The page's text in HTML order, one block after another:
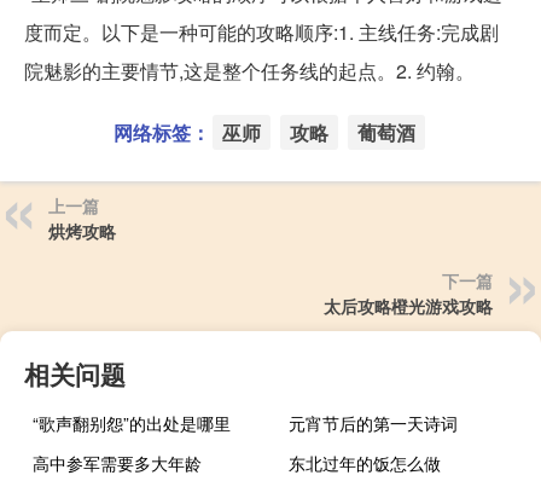
度而定。以下是一种可能的攻略顺序:1. 主线任务:完成剧
院魅影的主要情节,这是整个任务线的起点。2. 约翰。
网络标签： 巫师 攻略 葡萄酒
上一篇
烘烤攻略
下一篇
太后攻略橙光游戏攻略
相关问题
“歌声翻别怨”的出处是哪里
元宵节后的第一天诗词
高中参军需要多大年龄
东北过年的饭怎么做